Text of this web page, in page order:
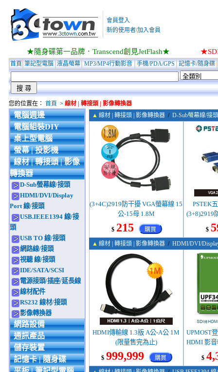
會員登入
新的使用者/加入會員
★隨身碟第一品牌．Transcend創見JetFlash★
首頁 筆記型電腦 液晶螢幕 MP3/MP4行動影音 手機/PDA/GPS 記憶卡/隨身碟
您的位置在： 首頁 > 線材 | 轉接頭 | 影像轉換器
電腦週邊
電腦組裝DIY
桌上型電腦
螢幕 | 投影機
線材 | 轉接頭 | 影像
轉換器
D-Sub螢幕線/接頭
HDMI/DVI/Display
Port 線/接頭
USB.IEEE1394 線/接
頭
USB TO 線/接頭
網路線/接頭
視聽 線/接頭
IDE/SATA/SCSI
電源接頭/插座/延長線
線材配件
RS232 線材/接頭
影像轉換器
網路設備
通訊產品
儲存裝置
記憶卡 | 隨身碟
▲ 線材 | 轉接頭 | 影像轉換器 / D-Sub螢幕線/接頭
(3+4C)2919防干擾 VGA螢幕線 15
公-15母 1.8M
$ 215 購買
PSTEK
(3+8)2919
$
▲ 線材 | 轉接頭 | 影像轉換器 / HDMI/DVI/
HDMI傳輸線 1.3版 A公-A公 1M
(限量售完為止)
$ 999,999 購買
UPMOST
HDMI 影音
$